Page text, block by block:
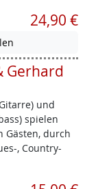
24,90 €
Gerhard
und
spielen
Gästen, durch
, Country-